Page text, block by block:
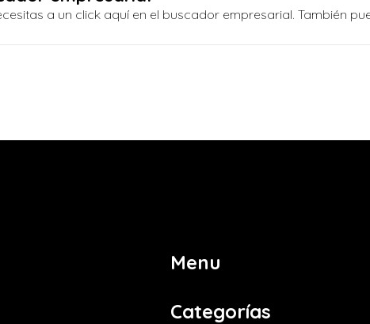
a un click aquí en el buscador empresarial. También
Menu
Categorías